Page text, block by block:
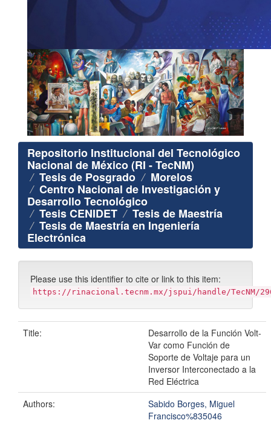
Repositorio Institucional del Tecnológico
Nacional de México (RI - TecNM)
Tesis de Posgrado Morelos
Centro Nacional de Investigación y
Desarrollo Tecnológico
Tesis CENIDET Tesis de Maestría
Tesis de Maestría en Ingeniería
Electrónica
Please use this identifier to cite or link to this item:
https://rinacional.tecnm.mx/jspui/handle/TecNM/
Title:
Desarrollo de la Función Volt-
Var como Función de
Soporte de Voltaje para un
Inversor Interconectado a la
Red Eléctrica
Authors:
Sabido Borges, Miguel
Francisco%835046